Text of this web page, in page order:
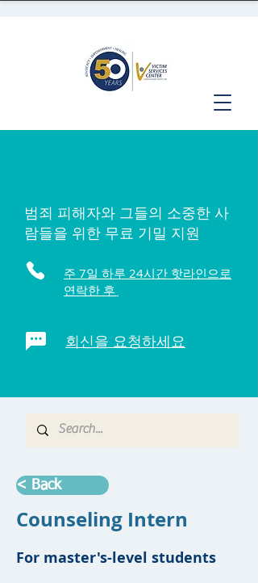
범죄 피해자와 그들의 소중한 사
람들을 위한 무료 기밀 지원
주 7일 하루 24시간 핫라인으로
연락한 후
회신을 요청하세요
< Back
Counseling Intern
For master's-level students